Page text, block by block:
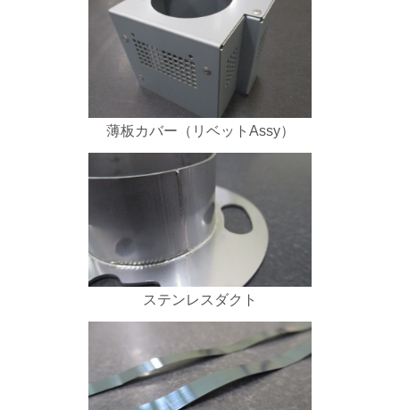
薄板カバー（リベットAssy）
ステンレスダクト